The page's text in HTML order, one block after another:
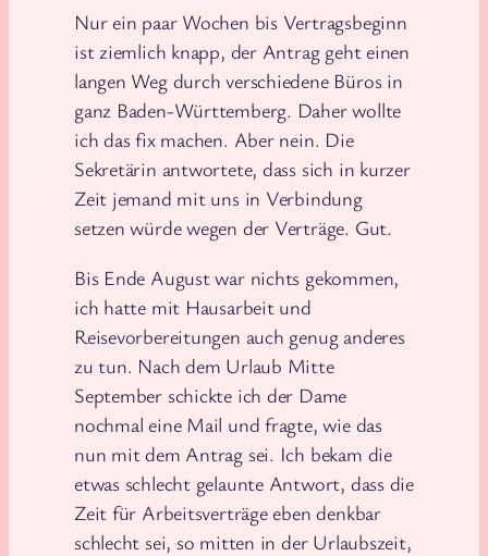
Nur ein paar Wochen bis Vertragsbeginn
ist ziemlich knapp, der Antrag geht einen
langen Weg durch verschiedene Büros in
ganz Baden-Württemberg. Daher wollte
ich das fix machen. Aber nein. Die
Sekretärin antwortete, dass sich in kurzer
Zeit jemand mit uns in Verbindung
setzen würde wegen der Verträge. Gut.
Bis Ende August war nichts gekommen,
ich hatte mit Hausarbeit und
Reisevorbereitungen auch genug anderes
zu tun. Nach dem Urlaub Mitte
September schickte ich der Dame
nochmal eine Mail und fragte, wie das
nun mit dem Antrag sei. Ich bekam die
etwas schlecht gelaunte Antwort, dass die
Zeit für Arbeitsverträge eben denkbar
schlecht sei, so mitten in der Urlaubszeit,